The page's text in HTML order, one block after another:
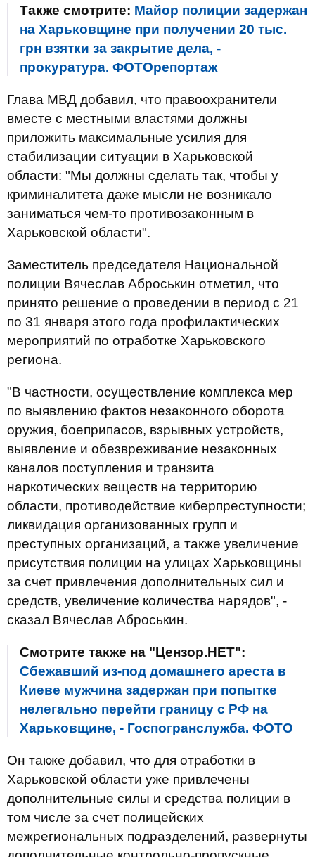
Также смотрите: Майор полиции задержан
на Харьковщине при получении 20 тыс.
грн взятки за закрытие дела, -
прокуратура. ФОТОрепортаж
Глава МВД добавил, что правоохранители
вместе с местными властями должны
приложить максимальные усилия для
стабилизации ситуации в Харьковской
области: "Мы должны сделать так, чтобы у
криминалитета даже мысли не возникало
заниматься чем-то противозаконным в
Харьковской области".
Заместитель председателя Национальной
полиции Вячеслав Аброськин отметил, что
принято решение о проведении в период с 21
по 31 января этого года профилактических
мероприятий по отработке Харьковского
региона.
"В частности, осуществление комплекса мер
по выявлению фактов незаконного оборота
оружия, боеприпасов, взрывных устройств,
выявление и обезвреживание незаконных
каналов поступления и транзита
наркотических веществ на территорию
области, противодействие киберпреступности;
ликвидация организованных групп и
преступных организаций, а также увеличение
присутствия полиции на улицах Харьковщины
за счет привлечения дополнительных сил и
средств, увеличение количества нарядов", -
сказал Вячеслав Аброськин.
Смотрите также на "Цензор.НЕТ":
Сбежавший из-под домашнего ареста в
Киеве мужчина задержан при попытке
нелегально перейти границу с РФ на
Харьковщине, - Госпогранслужба. ФОТО
Он также добавил, что для отработки в
Харьковской области уже привлечены
дополнительные силы и средства полиции в
том числе за счет полицейских
межрегиональных подразделений, развернуты